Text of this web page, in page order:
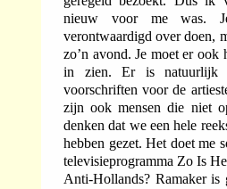
nieuw voor me was.
verontwaardigd over doen,
zo’n avond. Je moet er ook
in zien. Er is natuurlijk
voorschriften voor de
zijn ook mensen die niet
denken dat we een hele
hebben gezet. Het doet me
televisieprogramma Zo Is
Anti-Hollands? Ramaker is